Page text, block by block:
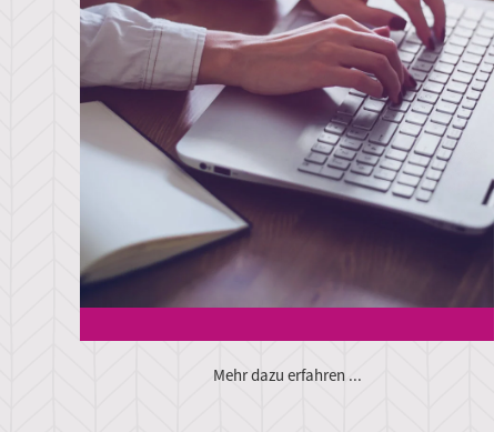
Mehr dazu erfahren ...